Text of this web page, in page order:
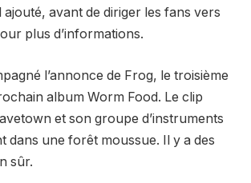
ajouté, avant de diriger les fans vers
plus d’informations.
l’annonce de Frog, le troisième
album Worm Food. Le clip
et son groupe d’instruments
dans une forêt moussue. Il y a des
sûr.